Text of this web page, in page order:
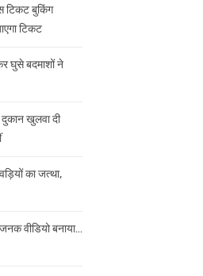
टिकट बुकिंग
टिकट
घुसे बदमाशों ने
खुलवा दी
का जत्था,
वीडियो बनाया…